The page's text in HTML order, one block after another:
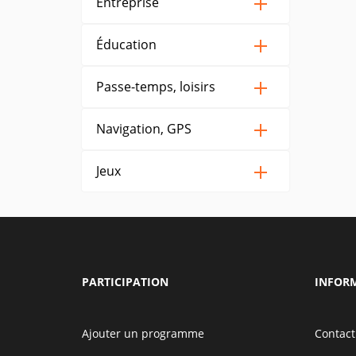
Éducation
Passe-temps, loisirs
Navigation, GPS
Jeux
PARTICIPATION
Ajouter un programme
Contact